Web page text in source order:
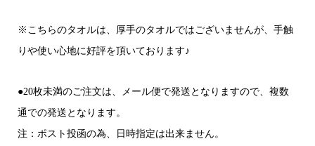
※こちらのタオルは、厚手のタオルではございませんが、手触
りや使い心地に好評を頂いております♪
●20枚未満のご注文は、メール便で発送となりますので、複数
通での発送となります。
注：ポスト投函の為、日時指定は出来ません。